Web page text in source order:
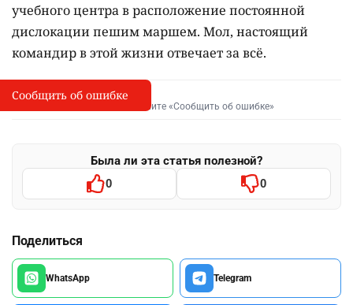
учебного центра в расположение постоянной
дислокации пешим маршем. Мол, настоящий
командир в этой жизни отвечает за всё.
I
Сообщить об опечатке
Выделите фрагмент и нажмите «Сообщить об ошибке»
Была ли эта статья полезной?
0 0
Поделиться
WhatsApp Telegram
Сообщить об ошибке